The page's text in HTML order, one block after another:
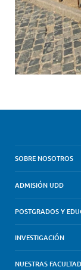
SOBRE NOSOTROS
ADMISIÓN UDD
POSTGRADOS Y
INVESTIGACIÓN
NUESTRAS